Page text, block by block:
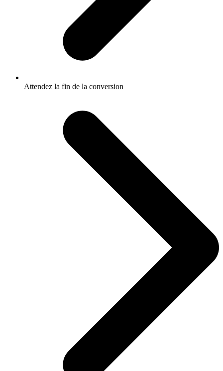
Attendez la fin de la conversion